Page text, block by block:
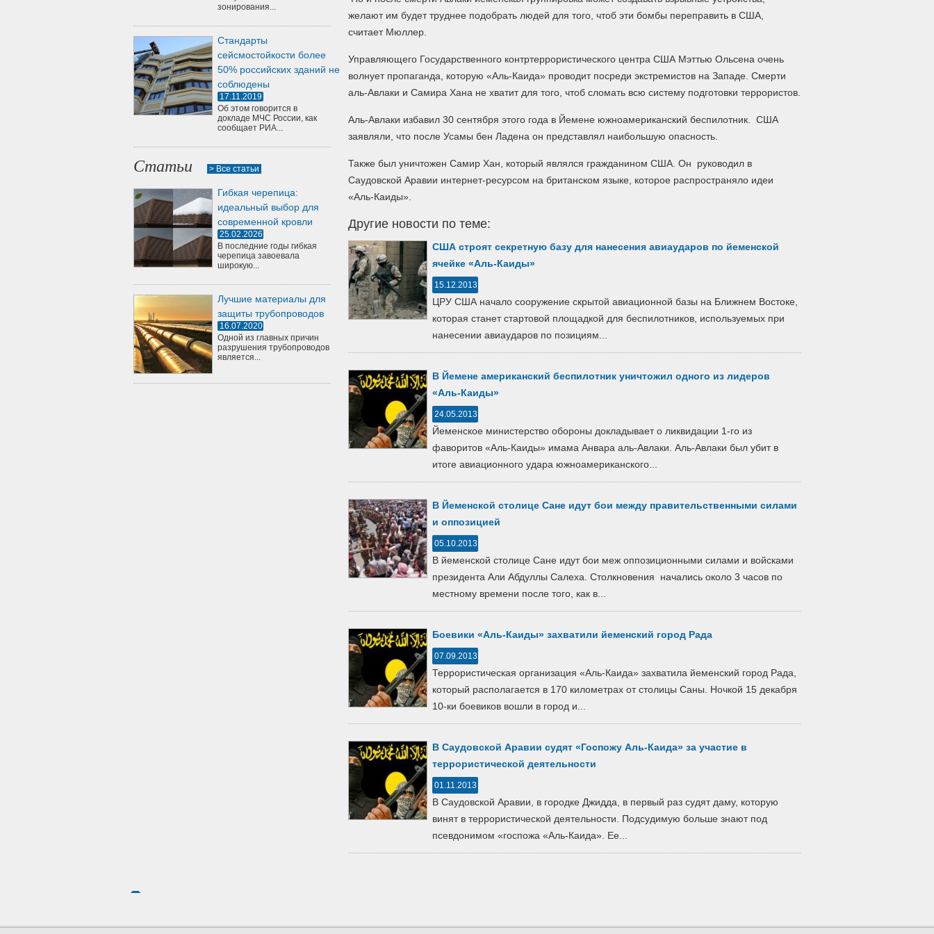
зонирования...
Стандарты
сейсмостойкости более
50% российских зданий не
соблюдены
17.11.2019
Об этом говорится в
докладе МЧС России, как
сообщает РИА...
Статьи > Все статьи
Гибкая черепица:
идеальный выбор для
современной кровли
25.02.2026
В последние годы гибкая
черепица завоевала
широкую...
Лучшие материалы для
защиты трубопроводов
16.07.2020
Одной из главных причин
разрушения трубопроводов
является...
желают им будет труднее подобрать людей для того, чтоб эти бомбы переправить в США,
считает Мюллер.
Управляющего Государственного контртеррористического центра США Мэттью Ольсена очень
волнует пропаганда, которую «Аль-Каида» проводит посреди экстремистов на Западе. Смерти
аль-Авлаки и Самира Хана не хватит для того, чтоб сломать всю систему подготовки террористов.
Аль-Авлаки избавил 30 сентября этого года в Йемене южноамериканский беспилотник. США
заявляли, что после Усамы бен Ладена он представлял наибольшую опасность.
Также был уничтожен Самир Хан, который являлся гражданином США. Он руководил в
Саудовской Аравии интернет-ресурсом на британском языке, которое распространяло идеи
«Аль-Каиды».
Другие новости по теме:
США строят секретную базу для нанесения авиаударов по йеменской
ячейке «Аль-Каиды»
15.12.2013
ЦРУ США начало сооружение скрытой авиационной базы на Ближнем Востоке,
которая станет стартовой площадкой для беспилотников, используемых при
нанесении авиаударов по позициям...
В Йемене американский беспилотник уничтожил одного из лидеров
«Аль-Каиды»
24.05.2013
Йеменское министерство обороны докладывает о ликвидации 1-го из
фаворитов «Аль-Каиды» имама Анвара аль-Авлаки. Аль-Авлаки был убит в
итоге авиационного удара южноамериканского...
В Йеменской столице Сане идут бои между правительственными силами
и оппозицией
05.10.2013
В йеменской столице Сане идут бои меж оппозиционными силами и войсками
президента Али Абдуллы Салеха. Столкновения начались около 3 часов по
местному времени после того, как в...
Боевики «Аль-Каиды» захватили йеменский город Рада
07.09.2013
Террористическая организация «Аль-Каида» захватила йеменский город Рада,
который располагается в 170 километрах от столицы Саны. Ночкой 15 декабря
10-ки боевиков вошли в город и...
В Саудовской Аравии судят «Госпожу Аль-Каида» за участие в
террористической деятельности
01.11.2013
В Саудовской Аравии, в городке Джидда, в первый раз судят даму, которую
винят в террористической деятельности. Подсудимую больше знают под
псевдонимом «госпожа «Аль-Каида». Ее...